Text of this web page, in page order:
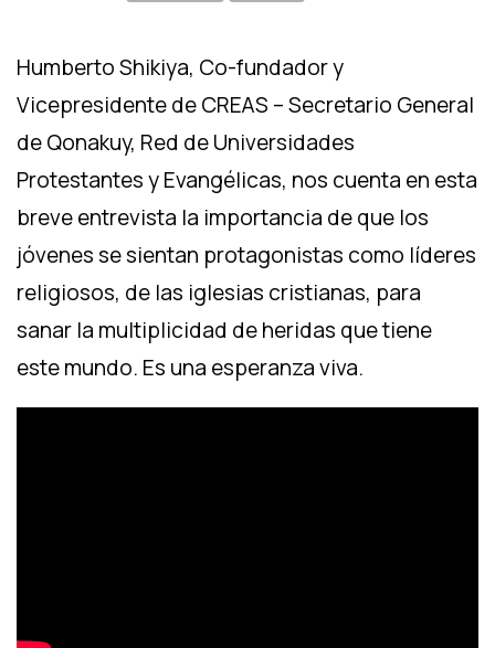
Humberto Shikiya, Co-fundador y
Vicepresidente de CREAS – Secretario General
de Qonakuy, Red de Universidades
Protestantes y Evangélicas, nos cuenta en esta
breve entrevista la importancia de que los
jóvenes se sientan protagonistas como líderes
religiosos, de las iglesias cristianas, para
sanar la multiplicidad de heridas que tiene
este mundo. Es una esperanza viva.